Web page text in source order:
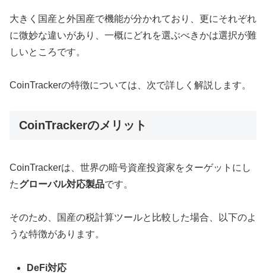
大きく国産と外国産で機能が分かれており、更にそれぞれ
に微妙な違いがあり、一概にどれを選ぶべきかは選択が難
しいところです。
CoinTrackerの特徴については、次で詳しく解説します。
CoinTrackerのメリット
CoinTrackerは、世界の暗号資産投資家をターゲットにし
たグローバル対応製品です。
そのため、国産の税計算ツールと比較した場合、以下のよ
うな特徴があります。
DeFi対応